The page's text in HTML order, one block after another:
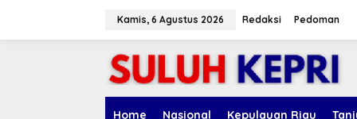
Kamis, 6 Agustus 2026 Redaksi Pedoman
Home Nasional Kepulauan Riau